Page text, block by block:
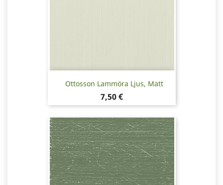
Ottosson Lammöra Ljus, Matt
Pris
7,50 €